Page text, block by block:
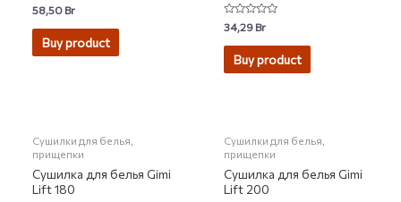
Rated
0
out
58,50Br
Buy product
Rated
0
out
34,29Br
Buy product
Сушилки для белья,
прищепки
Сушилка для белья Gimi
Lift 180
Сушилки для белья,
прищепки
Сушилка для белья Gimi
Lift 200